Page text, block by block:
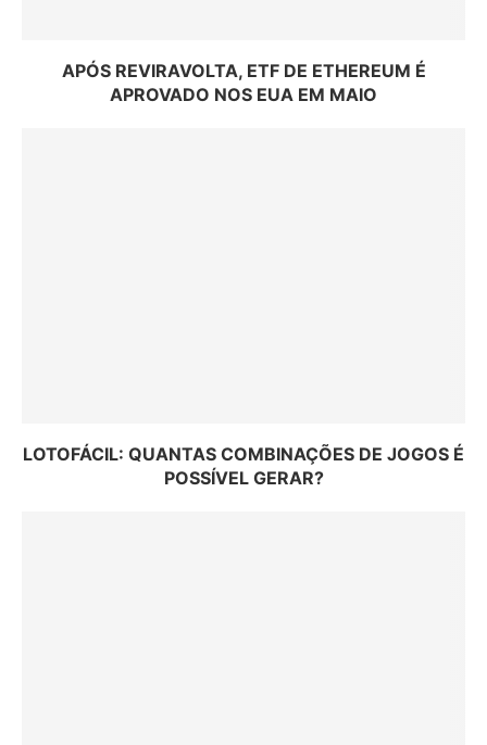
APÓS REVIRAVOLTA, ETF DE ETHEREUM É
APROVADO NOS EUA EM MAIO
LOTOFÁCIL: QUANTAS COMBINAÇÕES DE JOGOS É
POSSÍVEL GERAR?